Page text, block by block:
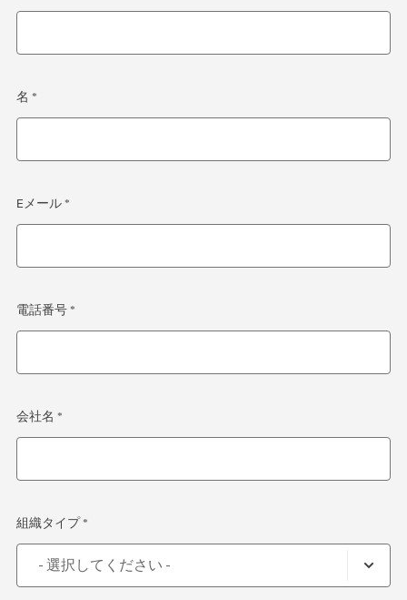
名 *
Eメール *
電話番号 *
会社名 *
組織タイプ *